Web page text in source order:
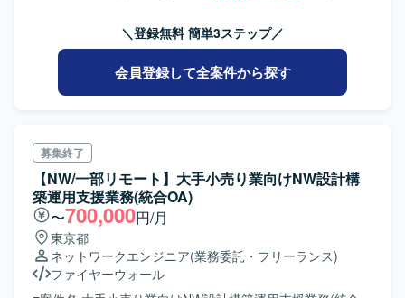
トを実施。 ・体制はお客様PMのアンダーでサブPMを担
当頂くことになるが、 実質案件の一部のマネジメント
を実施。 (3)Teir3運用メンバー ・ファイアウォール運用
業務での障害、問合せ対応(影響調査、原因調査、対策)を実
施。 ・お客様とコミュニケーションを取り、障害報告、
ォール設計・構築後の 運用設計(運用業務構築、運用ド
キュメント作成・整備等)、 運用業務のマネジメントを
実施。 ・体制はお客様管理者のアンダーで対応頂くこと
になるが、 実質運用業務のマネジメントを実施。
＼登録無料 簡単3ステップ／
会員登録して全案件から探す
募集終了
【NW/一部リモート】大手小売り業向けNW設計構
築運用支援業務(統合OA)
〜700,000円/月
東京都
ネットワークエンジニア(業務委託・フリーランス)
ファイヤーウォール